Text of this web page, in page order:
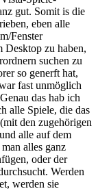
gut. Somit is die
eben alle
Fenster
Desktop zu haben,
suchen zu
so generft hat,
fast unmöglich
das hab ich
alle Spiele, die das
den zugehörigen
alle auf dem
alles ganz
oder der
Werden
werden sie